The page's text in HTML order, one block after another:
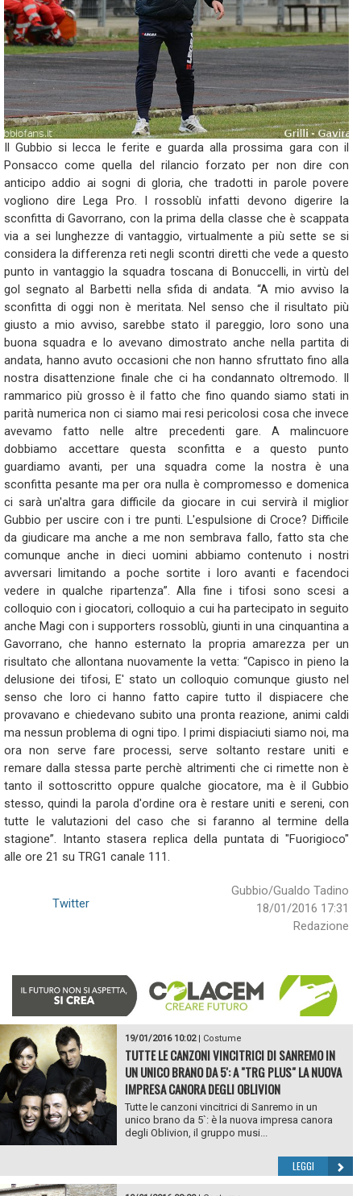
Il Gubbio si lecca le ferite e guarda alla prossima gara con il
Ponsacco come quella del rilancio forzato per non dire con
anticipo addio ai sogni di gloria, che tradotti in parole povere
vogliono dire Lega Pro. I rossoblù infatti devono digerire la
sconfitta di Gavorrano, con la prima della classe che è scappata
via a sei lunghezze di vantaggio, virtualmente a più sette se si
considera la differenza reti negli scontri diretti che vede a questo
punto in vantaggio la squadra toscana di Bonuccelli, in virtù del
gol segnato al Barbetti nella sfida di andata. “A mio avviso la
sconfitta di oggi non è meritata. Nel senso che il risultato più
giusto a mio avviso, sarebbe stato il pareggio, loro sono una
buona squadra e lo avevano dimostrato anche nella partita di
andata, hanno avuto occasioni che non hanno sfruttato fino alla
nostra disattenzione finale che ci ha condannato oltremodo. Il
rammarico più grosso è il fatto che fino quando siamo stati in
parità numerica non ci siamo mai resi pericolosi cosa che invece
avevamo fatto nelle altre precedenti gare. A malincuore
dobbiamo accettare questa sconfitta e a questo punto
guardiamo avanti, per una squadra come la nostra è una
sconfitta pesante ma per ora nulla è compromesso e domenica
ci sarà un'altra gara difficile da giocare in cui servirà il miglior
Gubbio per uscire con i tre punti. L'espulsione di Croce? Difficile
da giudicare ma anche a me non sembrava fallo, fatto sta che
comunque anche in dieci uomini abbiamo contenuto i nostri
avversari limitando a poche sortite i loro avanti e facendoci
vedere in qualche ripartenza”. Alla fine i tifosi sono scesi a
colloquio con i giocatori, colloquio a cui ha partecipato in seguito
anche Magi con i supporters rossoblù, giunti in una cinquantina a
Gavorrano, che hanno esternato la propria amarezza per un
risultato che allontana nuovamente la vetta: “Capisco in pieno la
delusione dei tifosi, E' stato un colloquio comunque giusto nel
senso che loro ci hanno fatto capire tutto il dispiacere che
provavano e chiedevano subito una pronta reazione, animi caldi
ma nessun problema di ogni tipo. I primi dispiaciuti siamo noi, ma
ora non serve fare processi, serve soltanto restare uniti e
remare dalla stessa parte perchè altrimenti che ci rimette non è
tanto il sottoscritto oppure qualche giocatore, ma è il Gubbio
stesso, quindi la parola d'ordine ora è restare uniti e sereni, con
tutte le valutazioni del caso che si faranno al termine della
stagione”. Intanto stasera replica della puntata di "Fuorigioco"
alle ore 21 su TRG1 canale 111.
Gubbio/Gualdo Tadino
18/01/2016 17:31
Redazione
Twitter
19/01/2016 10:02| Costume
TUTTE LE CANZONI VINCITRICI DI SANREMO IN
UN UNICO BRANO DA 5': A "TRG PLUS" LA NUOVA
IMPRESA CANORA DEGLI OBLIVION
Tutte le canzoni vincitrici di Sanremo in un
unico brano da 5`: è la nuova impresa canora
degli Oblivion, il gruppo musi...
LEGGI